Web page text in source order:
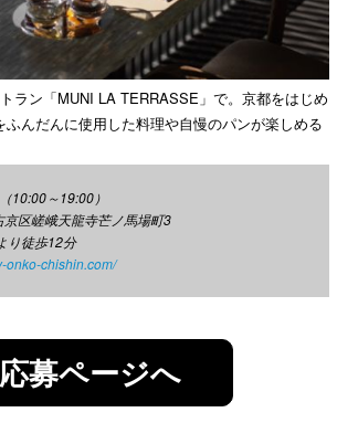
ラン「MUNI LA TERRASSE」で。京都をはじめ
ふんだんに使用した料理や自慢のパンが楽しめる
（10:00～19:00）
区嵯峨天龍寺芒ノ馬場町3
り徒歩12分
onko-chishin.com/
応募ページへ